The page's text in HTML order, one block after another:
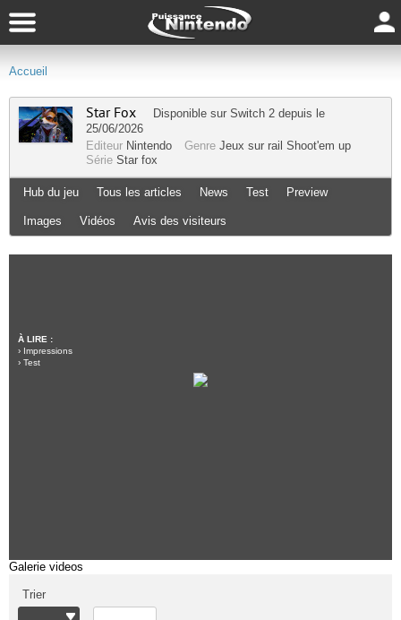
Accueil
Star Fox Disponible sur Switch 2 depuis le
25/06/2026
Editeur Nintendo Genre Jeux sur rail Shoot'em up
Série Star fox
Hub du jeu Tous les articles News Test Preview
Images Vidéos Avis des visiteurs
À LIRE :
› Impressions
› Test
Galerie videos
Trier